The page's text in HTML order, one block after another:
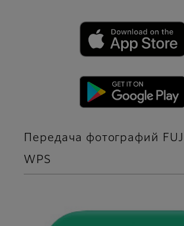
Передача фотографий
WPS